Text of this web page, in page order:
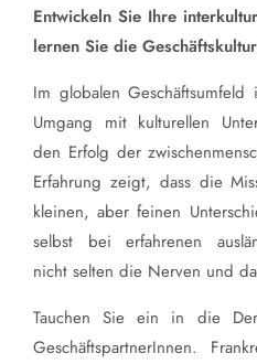
Entwickeln Sie Ihre
lernen Sie die
Im globalen
Umgang mit kulturellen
den Erfolg der
Erfahrung zeigt, dass die
kleinen, aber feinen
selbst bei erfahrenen
nicht selten die Nerven und
Tauchen Sie ein in die
GeschäftspartnerInnen.